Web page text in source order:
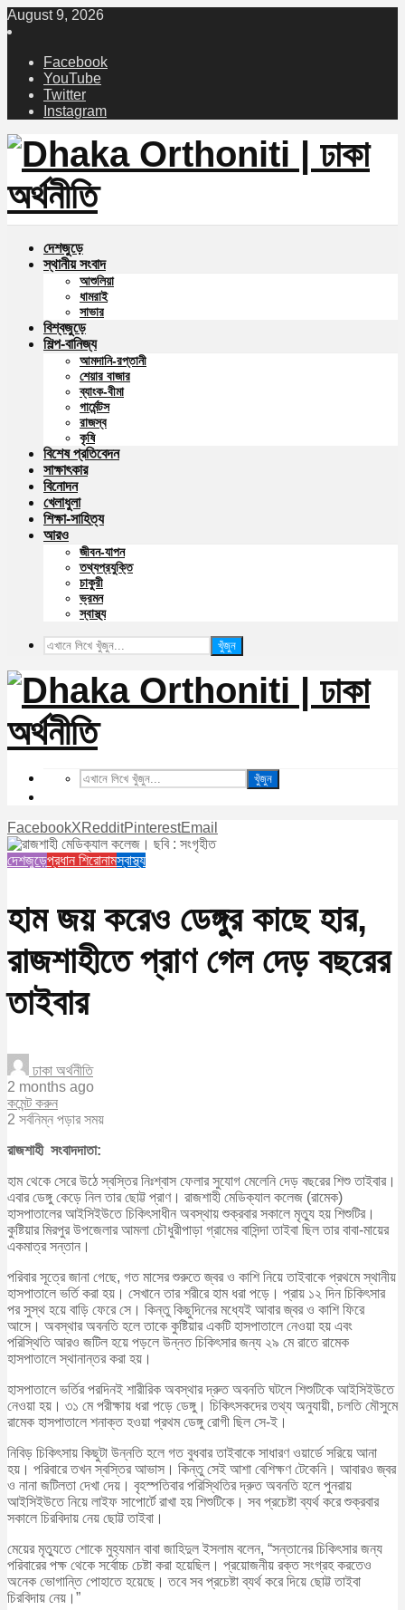
August 9, 2026
Facebook
YouTube
Twitter
Instagram
দেশজুড়ে
স্থানীয় সংবাদ
আশুলিয়া
ধামরাই
সাভার
বিশ্বজুড়ে
শিল্প-বানিজ্য
আমদানি-রপ্তানী
শেয়ার বাজার
ব্যাংক-বীমা
গার্মেন্টস
রাজস্ব
কৃষি
বিশেষ প্রতিবেদন
সাক্ষাৎকার
বিনোদন
খেলাধুলা
শিক্ষা-সাহিত্য
আরও
জীবন-যাপন
তথ্যপ্রযুক্তি
চাকুরী
ভ্রমন
স্বাস্থ্য
খুঁজুন
খুঁজুন
FacebookXRedditPinterestEmail
দেশজুড়েপ্রধান শিরোনামস্বাস্থ্য
হাম জয় করেও ডেঙ্গুর কাছে হার,
রাজশাহীতে প্রাণ গেল দেড় বছরের
তাইবার
ঢাকা অর্থনীতি
2 months ago
কমেন্ট করুন
2 সর্বনিম্ন পড়ার সময়
রাজশাহী সংবাদদাতা:
হাম থেকে সেরে উঠে স্বস্তির নিঃশ্বাস ফেলার সুযোগ মেলেনি দেড় বছরের শিশু তাইবার।
এবার ডেঙ্গু কেড়ে নিল তার ছোট্ট প্রাণ। রাজশাহী মেডিক্যাল কলেজ (রামেক)
হাসপাতালের আইসিইউতে চিকিৎসাধীন অবস্থায় শুক্রবার সকালে মৃত্যু হয় শিশুটির।
কুষ্টিয়ার মিরপুর উপজেলার আমলা চৌধুরীপাড়া গ্রামের বাসিন্দা তাইবা ছিল তার বাবা-মায়ের
একমাত্র সন্তান।
পরিবার সূত্রে জানা গেছে, গত মাসের শুরুতে জ্বর ও কাশি নিয়ে তাইবাকে প্রথমে স্থানীয়
হাসপাতালে ভর্তি করা হয়। সেখানে তার শরীরে হাম ধরা পড়ে। প্রায় ১২ দিন চিকিৎসার
পর সুস্থ হয়ে বাড়ি ফেরে সে। কিন্তু কিছুদিনের মধ্যেই আবার জ্বর ও কাশি ফিরে
আসে। অবস্থার অবনতি হলে তাকে কুষ্টিয়ার একটি হাসপাতালে নেওয়া হয় এবং
পরিস্থিতি আরও জটিল হয়ে পড়লে উন্নত চিকিৎসার জন্য ২৯ মে রাতে রামেক
হাসপাতালে স্থানান্তর করা হয়।
হাসপাতালে ভর্তির পরদিনই শারীরিক অবস্থার দ্রুত অবনতি ঘটলে শিশুটিকে আইসিইউতে
নেওয়া হয়। ৩১ মে পরীক্ষায় ধরা পড়ে ডেঙ্গু। চিকিৎসকদের তথ্য অনুযায়ী, চলতি মৌসুমে
রামেক হাসপাতালে শনাক্ত হওয়া প্রথম ডেঙ্গু রোগী ছিল সে-ই।
নিবিড় চিকিৎসায় কিছুটা উন্নতি হলে গত বুধবার তাইবাকে সাধারণ ওয়ার্ডে সরিয়ে আনা
হয়। পরিবারে তখন স্বস্তির আভাস। কিন্তু সেই আশা বেশিক্ষণ টেকেনি। আবারও জ্বর
ও নানা জটিলতা দেখা দেয়। বৃহস্পতিবার পরিস্থিতির দ্রুত অবনতি হলে পুনরায়
আইসিইউতে নিয়ে লাইফ সাপোর্টে রাখা হয় শিশুটিকে। সব প্রচেষ্টা ব্যর্থ করে শুক্রবার
সকালে চিরবিদায় নেয় ছোট্ট তাইবা।
মেয়ের মৃত্যুতে শোকে মুহ্যমান বাবা জাহিদুল ইসলাম বলেন, “সন্তানের চিকিৎসার জন্য
পরিবারের পক্ষ থেকে সর্বোচ্চ চেষ্টা করা হয়েছিল। প্রয়োজনীয় রক্ত সংগ্রহ করতেও
অনেক ভোগান্তি পোহাতে হয়েছে। তবে সব প্রচেষ্টা ব্যর্থ করে দিয়ে ছোট্ট তাইবা
চিরবিদায় নেয়।”